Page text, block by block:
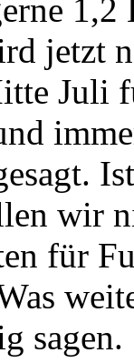
jetzt
Juli
wir
für
sagen.